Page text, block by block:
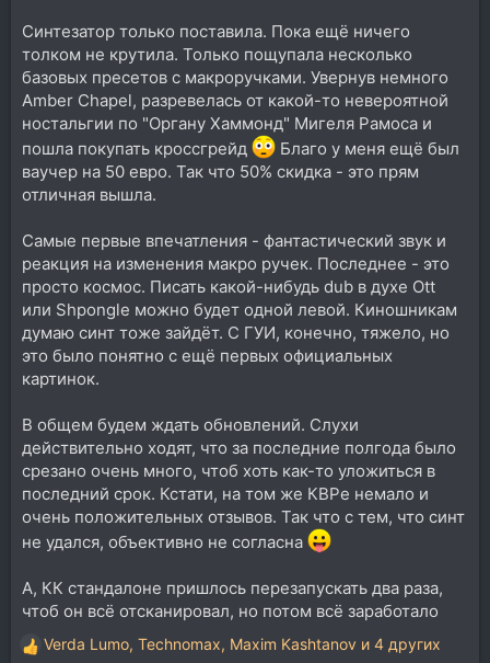
Синтезатор только поставила. Пока ещё ничего
толком не крутила. Только пощупала несколько
базовых пресетов с макроручками. Увернув немного
Amber Chapel, разревелась от какой-то невероятной
ностальгии по "Органу Хаммонд" Мигеля Рамоса и
пошла покупать кроссгрейд
Благо у меня ещё был
ваучер на 50 евро. Так что 50% скидка - это прям
отличная вышла.
Самые первые впечатления - фантастический звук и
реакция на изменения макро ручек. Последнее - это
просто космос. Писать какой-нибудь dub в духе Ott
или Shpongle можно будет одной левой. Киношникам
думаю синт тоже зайдёт. С ГУИ, конечно, тяжело, но
это было понятно с ещё первых официальных
картинок.
В общем будем ждать обновлений. Слухи
действительно ходят, что за последние полгода было
срезано очень много, чтоб хоть как-то уложиться в
последний срок. Кстати, на том же КВРе немало и
очень положительных отзывов. Так что с тем, что синт
не удался, объективно не согласна
А, КК стандалоне пришлось перезапускать два раза,
чтоб он всё отсканировал, но потом всё заработало
Р
Verda Lumo, Technomax, Maxim Kashtanov и 4 других